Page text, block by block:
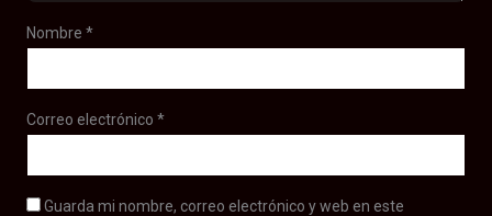
Nombre*
Correo electrónico*
Guarda mi nombre, correo electrónico y web en este